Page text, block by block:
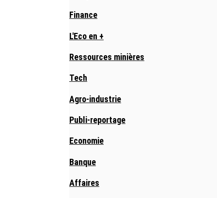
Finance
L'Eco en +
Ressources minières
Tech
Agro-industrie
Publi-reportage
Economie
Banque
Affaires